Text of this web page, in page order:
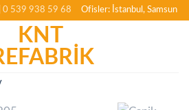
| 0 539 938 59 68 Ofisler: İstanbul, Samsun